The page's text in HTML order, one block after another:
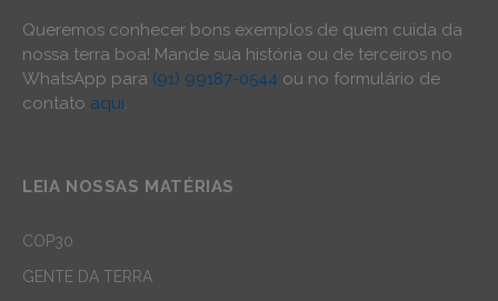
Queremos conhecer bons exemplos de quem cuida da
nossa terra boa! Mande sua história ou de terceiros no
WhatsApp para (91) 99187-0544 ou no formulário de
contato aqui.
LEIA NOSSAS MATÉRIAS
COP30
GENTE DA TERRA